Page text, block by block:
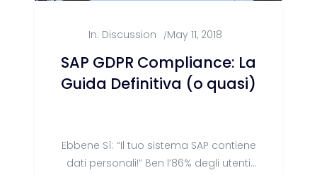
In: Discussion /May 11, 2018
SAP GDPR Compliance: La
Guida Definitiva (o quasi)
Ebbene Sì: “Il tuo sistema SAP contiene
dati personali!” Ben l’86% degli utenti